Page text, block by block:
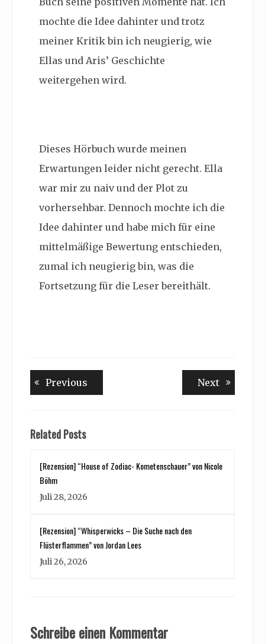
mochte die Idee dahinter und trotz
meiner Kritik bin ich neugierig, wie
Ellas und Aris’ Geschichte
weitergehen wird.
Dieses Hörbuch wurde meinen
Erwartungen leider nicht gerecht. Ella
war mir zu naiv und der Plot zu
vorhersehbar. Dennoch mochte ich die
Idee dahinter und habe mich für eine
mittelmäßige Bewertung entschieden,
zumal ich neugierig bin, was die
Fortsetzung für die Leser bereithält.
Beitragsnavigation
Previous NextNext
Related Posts
[Rezension] “House of Zodiac- Kometenschauer” von Nicole
Böhm
Juli 28, 2026
[Rezension] “Whisperwicks – Die Suche nach den
Flüsterflammen” von Jordan Lees
Juli 26, 2026
Schreibe einen Kommentar